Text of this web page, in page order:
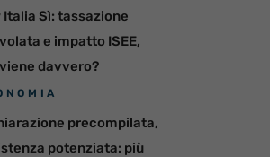
Italia Sì: tassazione
e impatto ISEE,
davvero?
precompilata,
potenziata: più